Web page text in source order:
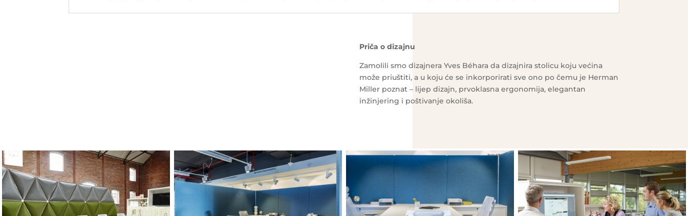
Priča o dizajnu
Zamolili smo dizajnera Yves Béhara da dizajnira stolicu koju većina
može priuštiti, a u koju će se inkorporirati sve ono po čemu je Herman
Miller poznat – lijep dizajn, prvoklasna ergonomija, elegantan
inžinjering i poštivanje okoliša.